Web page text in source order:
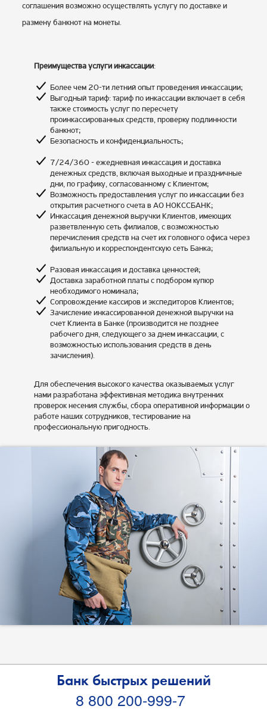
соглашения возможно осуществлять услугу по доставке и
размену банкнот на монеты.
Преимущества услуги инкассации:
Более чем 20-ти летний опыт проведения инкассации;
Выгодный тариф: тариф по инкассации включает в себя
также стоимость услуг по пересчету
проинкассированных средств, проверку подлинности
банкнот;
Безопасность и конфиденциальность;
7/24/360 - ежедневная инкассация и доставка
денежных средств, включая выходные и праздничные
дни, по графику, согласованному с Клиентом;
Возможность предоставления услуг по инкассации без
открытия расчетного счета в АО НОКССБАНК;
Инкассация денежной выручки Клиентов, имеющих
разветвленную сеть филиалов, с возможностью
перечисления средств на счет их головного офиса через
филиальную и корреспондентскую сеть Банка;
Разовая инкассация и доставка ценностей;
Доставка заработной платы с подбором купюр
необходимого номинала;
Сопровождение кассиров и экспедиторов Клиентов;
Зачисление инкассированной денежной выручки на
счет Клиента в Банке (производится не позднее
рабочего дня, следующего за днем инкассации, с
возможностью использования средств в день
зачисления).
Для обеспечения высокого качества оказываемых услуг
нами разработана эффективная методика внутренних
проверок несения службы, сбора оперативной информации о
работе наших сотрудников, тестирование на
профессиональную пригодность.
Банк быстрых решений
8 800 200-999-7